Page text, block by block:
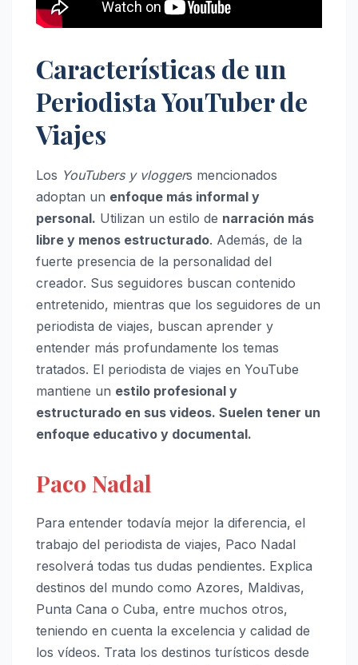
Características de un
Periodista YouTuber de
Viajes
Los YouTubers y vloggers mencionados
adoptan un enfoque más informal y
personal. Utilizan un estilo de narración más
libre y menos estructurado. Además, de la
fuerte presencia de la personalidad del
creador. Sus seguidores buscan contenido
entretenido, mientras que los seguidores de un
periodista de viajes, buscan aprender y
entender más profundamente los temas
tratados. El periodista de viajes en YouTube
mantiene un estilo profesional y
estructurado en sus videos. Suelen tener un
enfoque educativo y documental.
Paco Nadal
Para entender todavía mejor la diferencia, el
trabajo del periodista de viajes, Paco Nadal
resolverá todas tus dudas pendientes. Explica
destinos del mundo como Azores, Maldivas,
Punta Cana o Cuba, entre muchos otros,
teniendo en cuenta la excelencia y calidad de
los vídeos. Trata los destinos turísticos desde